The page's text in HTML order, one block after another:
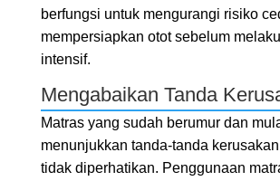
berfungsi untuk mengurangi risiko
mempersiapkan otot sebelum
intensif.
Mengabaikan Tanda
Matras yang sudah berumur dan
menunjukkan tanda-tanda
tidak diperhatikan. Penggunaan